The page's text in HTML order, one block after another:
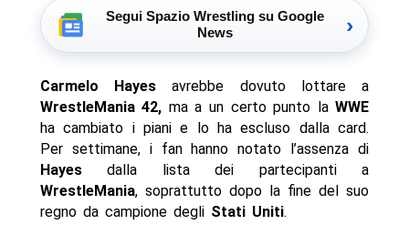
Segui Spazio Wrestling su Google
News
›
Carmelo Hayes avrebbe dovuto lottare a
WrestleMania 42, ma a un certo punto laWWE
ha cambiato i piani e lo ha escluso dalla card.
Per settimane, i fan hanno notato l’assenza di
Hayesdalla lista dei partecipanti a
WrestleMania, soprattutto dopo la fine del suo
regno da campione degli Stati Uniti.